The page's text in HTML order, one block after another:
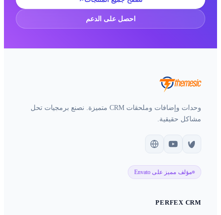
احصل على الدعم
وحدات وإضافات وملحقات CRM متميزة. نصنع برمجيات تحل
مشاكل حقيقية.
مؤلف مميز على Envato
PERFEX CRM